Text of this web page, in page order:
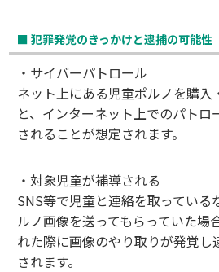
■ 犯罪発覚のきっかけと逮捕の可能性
・サイバーパトロール
ネット上にある児童ポルノを購入
と、インターネット上でのパト
されることが想定されます。
・対象児童が補導される
SNS等で児童と連絡を取っている
ルノ画像を送ってもらっていた場
れた際に画像のやり取りが発覚し
されます。